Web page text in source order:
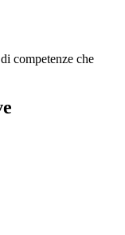
competenze che